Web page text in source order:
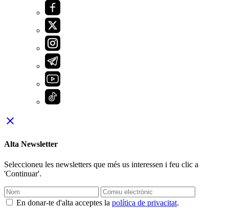
close
Alta Newsletter
Seleccioneu les newsletters que més us interessen i feu clic a
'Continuar'.
En donar-te d'alta acceptes la política de privacitat.